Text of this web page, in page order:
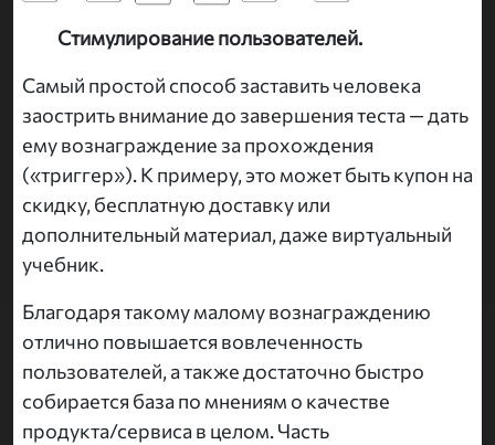
Стимулирование пользователей.
Самый простой способ заставить человека
заострить внимание до завершения теста — дать
ему вознаграждение за прохождения
(«триггер»). К примеру, это может быть купон на
скидку, бесплатную доставку или
дополнительный материал, даже виртуальный
учебник.
Благодаря такому малому вознаграждению
отлично повышается вовлеченность
пользователей, а также достаточно быстро
собирается база по мнениям о качестве
продукта/сервиса в целом. Часть